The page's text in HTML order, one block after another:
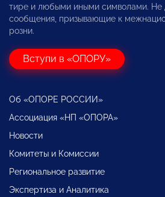
тире и любыми иными символами. Не
сообщения, призывающие к
розни.
Вступи в «ОПОРУ»
Об «ОПОРЕ РОССИИ»
Ассоциация «НП «ОПОРА»
Новости
Комитеты и Комиссии
Региональное развитие
Экспертиза и Аналитика